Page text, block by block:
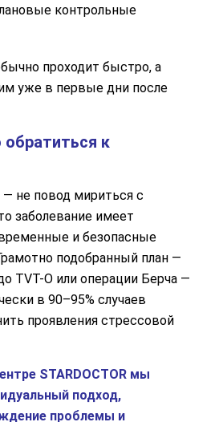
контрольные
проходит быстро, а
уже в первые дни после
к
не повод мириться с
заболевание имеет
и безопасные
подобранный план —
TVT-O или операции Берча —
в 90–95% случаев
проявления стрессовой
STARDOCTOR мы
подход,
проблемы и